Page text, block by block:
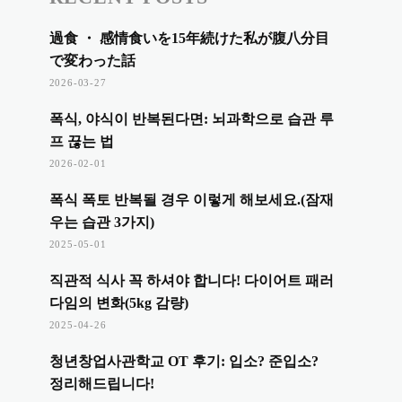
過食 ・ 感情食いを15年続けた私が腹八分目
で変わった話
2026-03-27
폭식, 야식이 반복된다면: 뇌과학으로 습관 루
프 끊는 법
2026-02-01
폭식 폭토 반복될 경우 이렇게 해보세요.(잠재
우는 습관 3가지)
2025-05-01
직관적 식사 꼭 하셔야 합니다! 다이어트 패러
다임의 변화(5kg 감량)
2025-04-26
청년창업사관학교 OT 후기: 입소? 준입소?
정리해드립니다!